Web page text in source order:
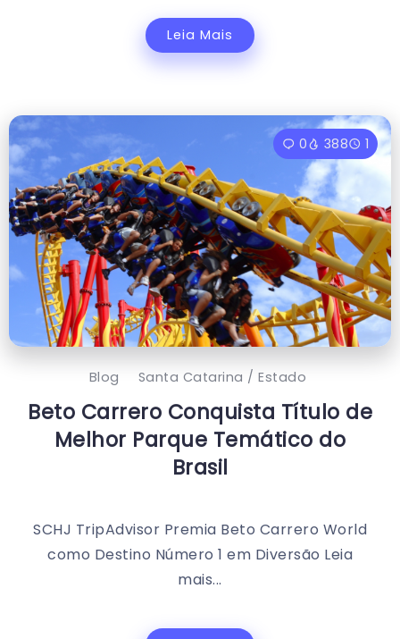
Leia Mais
0 388 1
Blog Santa Catarina / Estado
Beto Carrero Conquista Título de
Melhor Parque Temático do
Brasil
SCHJ TripAdvisor Premia Beto Carrero World
como Destino Número 1 em Diversão Leia
mais...